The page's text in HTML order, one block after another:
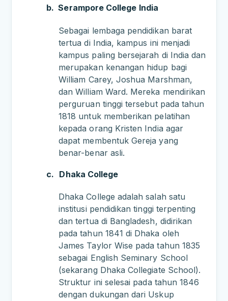
b. Serampore College India
Sebagai lembaga pendidikan barat
tertua di India, kampus ini menjadi
kampus paling bersejarah di India dan
merupakan kenangan hidup bagi
William Carey, Joshua Marshman,
dan William Ward. Mereka mendirikan
perguruan tinggi tersebut pada tahun
1818 untuk memberikan pelatihan
kepada orang Kristen India agar
dapat membentuk Gereja yang
benar-benar asli.
c. Dhaka College
Dhaka College adalah salah satu
institusi pendidikan tinggi terpenting
dan tertua di Bangladesh, didirikan
pada tahun 1841 di Dhaka oleh
James Taylor Wise pada tahun 1835
sebagai English Seminary School
(sekarang Dhaka Collegiate School).
Struktur ini selesai pada tahun 1846
dengan dukungan dari Uskup